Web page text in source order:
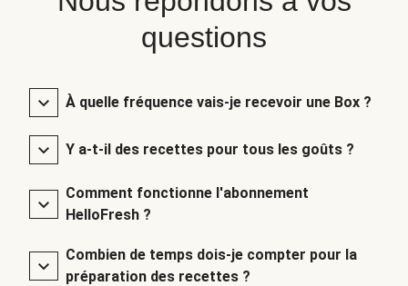
questions
À quelle fréquence vais-je recevoir une Box ?
Y a-t-il des recettes pour tous les goûts ?
Comment fonctionne l'abonnement
HelloFresh ?
Combien de temps dois-je compter pour la
préparation des recettes ?